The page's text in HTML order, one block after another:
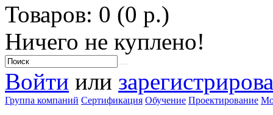
Товаров: 0 (0 р.)
Ничего не куплено!
Войти или
Группа компаний Сертификация Обучение Проектирование